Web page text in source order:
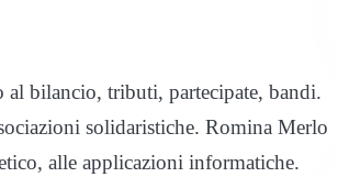
al bilancio, tributi, partecipate, bandi.
solidaristiche. Romina Merlo
alle applicazioni informatiche.